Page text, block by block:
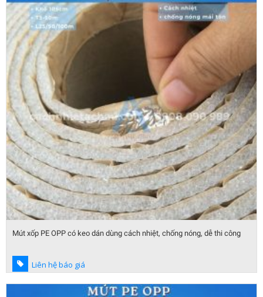
Mút xốp PE OPP có keo dán dùng cách nhiệt, chống nóng, dễ thi công
Liên hệ báo giá